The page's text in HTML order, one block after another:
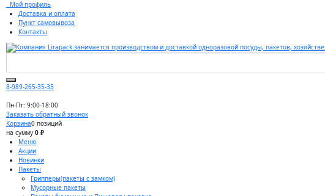
Мой профиль
Доставка и оплата
Пункт самовывоза
Контакты
8-989-265-35-35
Пн-Пт: 9:00-18:00
Заказать обратный звонок
Корзина0 позиций
на сумму 0 ₽
Меню
Акции
Новинки
Пакеты
Грипперы(пакеты с замком)
Мусорные пакеты